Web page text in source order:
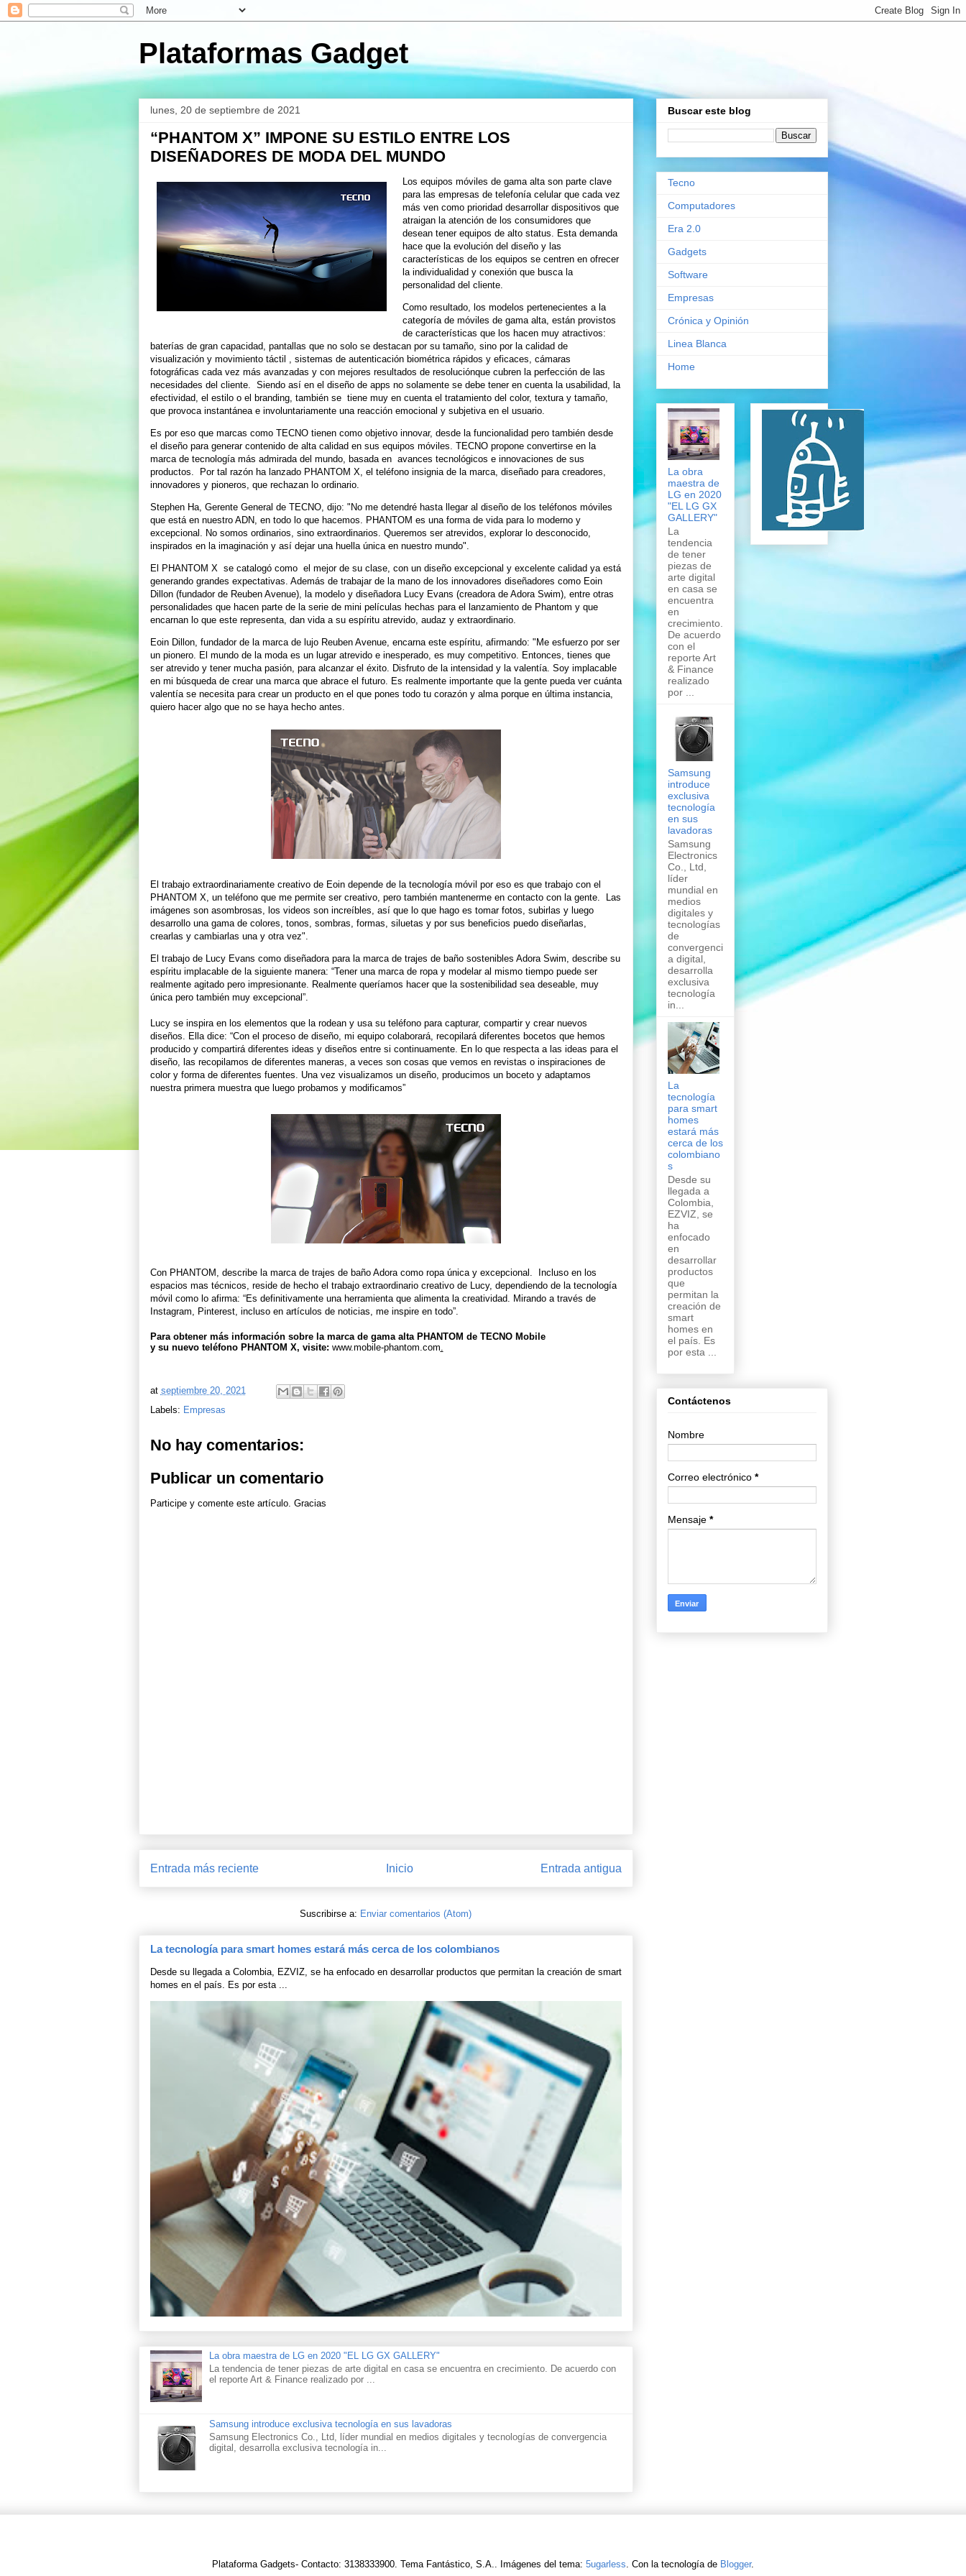
Plataformas Gadget
lunes, 20 de septiembre de 2021
“PHANTOM X” IMPONE SU ESTILO ENTRE LOS
DISEÑADORES DE MODA DEL MUNDO
Los equipos móviles de gama alta son parte clave
para las empresas de telefonía celular que cada vez
más ven como prioridad desarrollar dispositivos que
atraigan la atención de los consumidores que
desean tener equipos de alto status. Esta demanda
hace que la evolución del diseño y las
características de los equipos se centren en ofrecer
la individualidad y conexión que busca la
personalidad del cliente.
Como resultado, los modelos pertenecientes a la
categoría de móviles de gama alta, están provistos
de características que los hacen muy atractivos:
baterías de gran capacidad, pantallas que no solo se destacan por su tamaño, sino por la calidad de
visualización y movimiento táctil , sistemas de autenticación biométrica rápidos y eficaces, cámaras
fotográficas cada vez más avanzadas y con mejores resultados de resoluciónque cubren la perfección de las
necesidades del cliente. Siendo así en el diseño de apps no solamente se debe tener en cuenta la usabilidad, la
efectividad, el estilo o el branding, también se tiene muy en cuenta el tratamiento del color, textura y tamaño,
que provoca instantánea e involuntariamente una reacción emocional y subjetiva en el usuario.
Es por eso que marcas como TECNO tienen como objetivo innovar, desde la funcionalidad pero también desde
el diseño para generar contenido de alta calidad en sus equipos móviles. TECNO propone convertirse en la
marca de tecnología más admirada del mundo, basada en avances tecnológicos e innovaciones de sus
productos. Por tal razón ha lanzado PHANTOM X, el teléfono insignia de la marca, diseñado para creadores,
innovadores y pioneros, que rechazan lo ordinario.
Stephen Ha, Gerente General de TECNO, dijo: "No me detendré hasta llegar al diseño de los teléfonos móviles
que está en nuestro ADN, en todo lo que hacemos. PHANTOM es una forma de vida para lo moderno y
excepcional. No somos ordinarios, sino extraordinarios. Queremos ser atrevidos, explorar lo desconocido,
inspirados en la imaginación y así dejar una huella única en nuestro mundo".
El PHANTOM X se catalogó como el mejor de su clase, con un diseño excepcional y excelente calidad ya está
generando grandes expectativas. Además de trabajar de la mano de los innovadores diseñadores como Eoin
Dillon (fundador de Reuben Avenue), la modelo y diseñadora Lucy Evans (creadora de Adora Swim), entre otras
personalidades que hacen parte de la serie de mini películas hechas para el lanzamiento de Phantom y que
encarnan lo que este representa, dan vida a su espíritu atrevido, audaz y extraordinario.
Eoin Dillon, fundador de la marca de lujo Reuben Avenue, encarna este espíritu, afirmando: "Me esfuerzo por ser
un pionero. El mundo de la moda es un lugar atrevido e inesperado, es muy competitivo. Entonces, tienes que
ser atrevido y tener mucha pasión, para alcanzar el éxito. Disfruto de la intensidad y la valentía. Soy implacable
en mi búsqueda de crear una marca que abrace el futuro. Es realmente importante que la gente pueda ver cuánta
valentía se necesita para crear un producto en el que pones todo tu corazón y alma porque en última instancia,
quiero hacer algo que no se haya hecho antes.
El trabajo extraordinariamente creativo de Eoin depende de la tecnología móvil por eso es que trabajo con el
PHANTOM X, un teléfono que me permite ser creativo, pero también mantenerme en contacto con la gente. Las
imágenes son asombrosas, los videos son increíbles, así que lo que hago es tomar fotos, subirlas y luego
desarrollo una gama de colores, tonos, sombras, formas, siluetas y por sus beneficios puedo diseñarlas,
crearlas y cambiarlas una y otra vez".
El trabajo de Lucy Evans como diseñadora para la marca de trajes de baño sostenibles Adora Swim, describe su
espíritu implacable de la siguiente manera: “Tener una marca de ropa y modelar al mismo tiempo puede ser
realmente agitado pero impresionante. Realmente queríamos hacer que la sostenibilidad sea deseable, muy
única pero también muy excepcional”.
Lucy se inspira en los elementos que la rodean y usa su teléfono para capturar, compartir y crear nuevos
diseños. Ella dice: “Con el proceso de diseño, mi equipo colaborará, recopilará diferentes bocetos que hemos
producido y compartirá diferentes ideas y diseños entre si continuamente. En lo que respecta a las ideas para el
diseño, las recopilamos de diferentes maneras, a veces son cosas que vemos en revistas o inspiraciones de
color y forma de diferentes fuentes. Una vez visualizamos un diseño, producimos un boceto y adaptamos
nuestra primera muestra que luego probamos y modificamos”
Con PHANTOM, describe la marca de trajes de baño Adora como ropa única y excepcional. Incluso en los
espacios mas técnicos, reside de hecho el trabajo extraordinario creativo de Lucy, dependiendo de la tecnología
móvil como lo afirma: “Es definitivamente una herramienta que alimenta la creatividad. Mirando a través de
Instagram, Pinterest, incluso en artículos de noticias, me inspire en todo”.
Para obtener más información sobre la marca de gama alta PHANTOM de TECNO Mobile
y su nuevo teléfono PHANTOM X, visite: www.mobile-phantom.com.
at septiembre 20, 2021
Labels: Empresas
No hay comentarios:
Publicar un comentario
Participe y comente este artículo. Gracias
Entrada más reciente Entrada antigua
Inicio
Suscribirse a: Enviar comentarios (Atom)
La tecnología para smart homes estará más cerca de los colombianos
Desde su llegada a Colombia, EZVIZ, se ha enfocado en desarrollar productos que permitan la creación de smart
homes en el país. Es por esta ...
La obra maestra de LG en 2020 "EL LG GX GALLERY"
La tendencia de tener piezas de arte digital en casa se encuentra en crecimiento. De acuerdo con
el reporte Art & Finance realizado por ...
Samsung introduce exclusiva tecnología en sus lavadoras
Samsung Electronics Co., Ltd, líder mundial en medios digitales y tecnologías de convergencia
digital, desarrolla exclusiva tecnología in...
Buscar este blog
Tecno
Computadores
Era 2.0
Gadgets
Software
Empresas
Crónica y Opinión
Linea Blanca
Home
La obra
maestra de
LG en 2020
"EL LG GX
GALLERY"
La
tendencia
de tener
piezas de
arte digital
en casa se
encuentra
en
crecimiento.
De acuerdo
con el
reporte Art
& Finance
realizado
por ...
Samsung
introduce
exclusiva
tecnología
en sus
lavadoras
Samsung
Electronics
Co., Ltd,
líder
mundial en
medios
digitales y
tecnologías
de
convergenci
a digital,
desarrolla
exclusiva
tecnología
in...
La
tecnología
para smart
homes
estará más
cerca de los
colombiano
s
Desde su
llegada a
Colombia,
EZVIZ, se
ha
enfocado
en
desarrollar
productos
que
permitan la
creación de
smart
homes en
el país. Es
por esta ...
Contáctenos
Nombre
Correo electrónico *
Mensaje *
Plataforma Gadgets- Contacto: 3138333900. Tema Fantástico, S.A.. Imágenes del tema: 5ugarless . Con la tecnología de Blogger.